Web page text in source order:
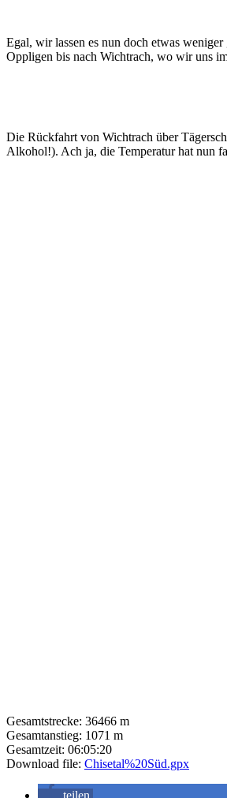
Egal, wir lassen es nun doch etwas
Oppligen bis nach Wichtrach, wo wir uns
Die Rückfahrt von Wichtrach über
Alkohol!). Ach ja, die Temperatur hat nun
Gesamtstrecke: 36466 m
Gesamtanstieg: 1071 m
Gesamtzeit: 06:05:20
Download file: Chisetal%20Süd.gpx